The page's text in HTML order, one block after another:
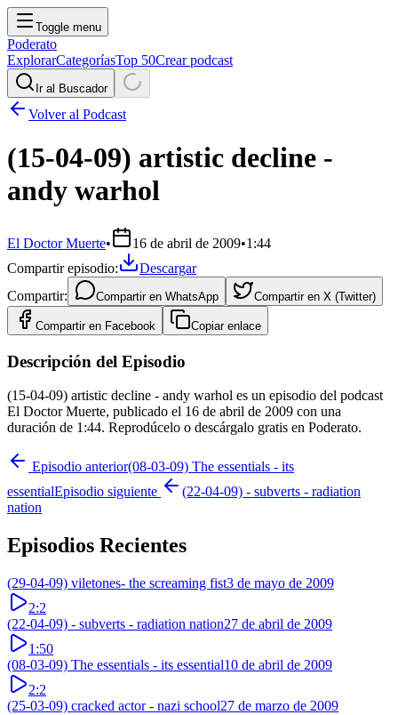
Toggle menu
Poderato
ExplorarCategoríasTop 50Crear podcast
Ir al Buscador
Volver al Podcast
(15-04-09) artistic decline -
andy warhol
El Doctor Muerte• 16 de abril de 2009•1:44
Compartir episodio:
Descargar
Compartir:
Compartir en WhatsApp Compartir en X (Twitter)
Compartir en Facebook Copiar enlace
Descripción del Episodio
(15-04-09) artistic decline - andy warhol es un episodio del podcast
El Doctor Muerte, publicado el 16 de abril de 2009 con una
duración de 1:44. Reprodúcelo o descárgalo gratis en Poderato.
Episodio anterior(08-03-09) The essentials - its
essentialEpisodio siguiente
(22-04-09) - subverts - radiation
nation
Episodios Recientes
(29-04-09) viletones- the screaming fist3 de mayo de 2009
2:2
(22-04-09) - subverts - radiation nation27 de abril de 2009
1:50
(08-03-09) The essentials - its essential10 de abril de 2009
2:2
(25-03-09) cracked actor - nazi school27 de marzo de 2009